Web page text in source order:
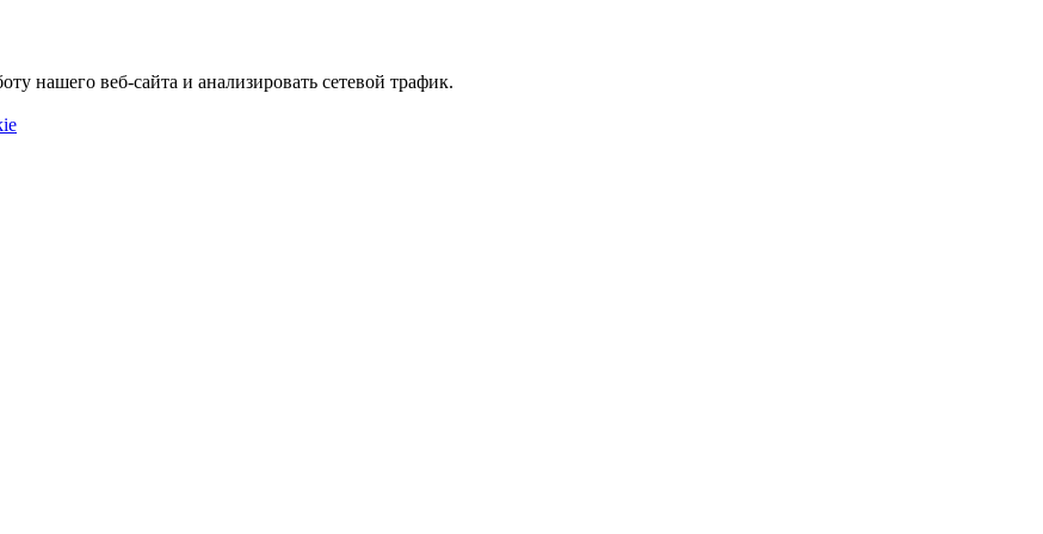
нашего веб-сайта и анализировать сетевой трафик.